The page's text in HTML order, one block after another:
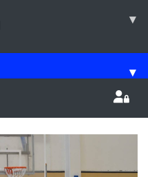
▾
▾